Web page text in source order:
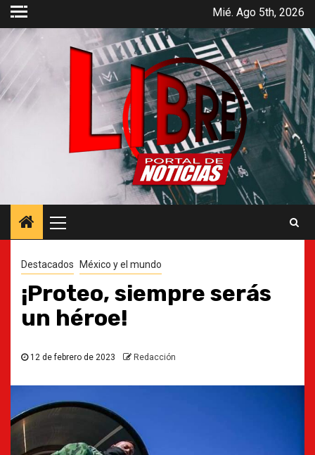
Saltar
contenido
Mié. Ago 5th, 2026
principal
Destacados México y el mundo
¡Proteo, siempre serás
un héroe!
12 de febrero de 2023 Redacción